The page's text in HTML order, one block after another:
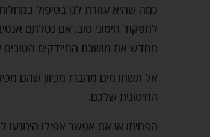
כמה שהיא עוזרת לנו בטיפול
לתפקוד חיסוני טוב. אם נטלתם
מחדש את מושבת החיידקים הטובים
אל תשתו מים מהברז מכיוון שהם
החיסונית שלכם.
הפחיתו או אם אפשר אפילו הימנעו